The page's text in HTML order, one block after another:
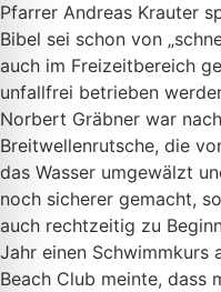
Pfarrer Andreas Krauter
Bibel sei schon von
auch im Freizeitbereich
unfallfrei betrieben
Norbert Gräbner war
Breitwellenrutsche, die
das Wasser umgewälzt
noch sicherer gemacht,
auch rechtzeitig zu
Jahr einen Schwimmkurs
Beach Club meinte, dass